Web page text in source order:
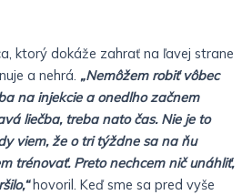
ktorý dokáže zahrať na ľavej strane
a nehrá. „Nemôžem robiť vôbec
na injekcie a onedlho začnem
liečba, treba nato čas. Nie je to
viem, že o tri týždne sa na ňu
trénovať. Preto nechcem nič unáhliť,
hovoril. Keď sme sa pred vyše